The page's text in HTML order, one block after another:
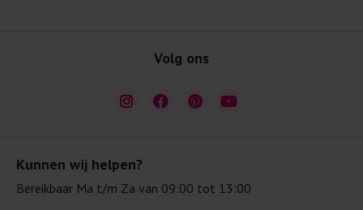
Kunnen wij helpen?
Bereikbaar Ma t/m Za van 09:00 tot 13:00
Volg ons